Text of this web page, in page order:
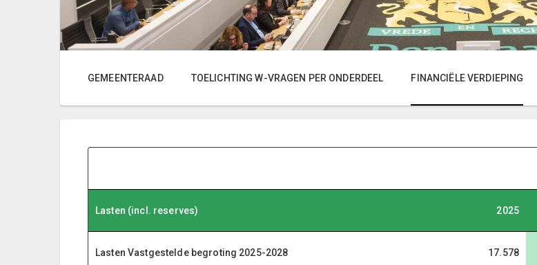
GEMEENTERAAD TOELICHTING W-VRAGEN PER ONDERDEEL FINANCIËLE VERDIEPING
Lasten (incl. reserves) 2025
Lasten Vastgestelde begroting 2025-2028 17.578